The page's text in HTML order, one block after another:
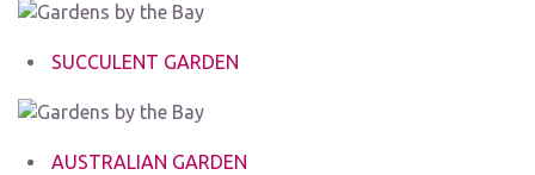
SUCCULENT GARDEN
AUSTRALIAN GARDEN